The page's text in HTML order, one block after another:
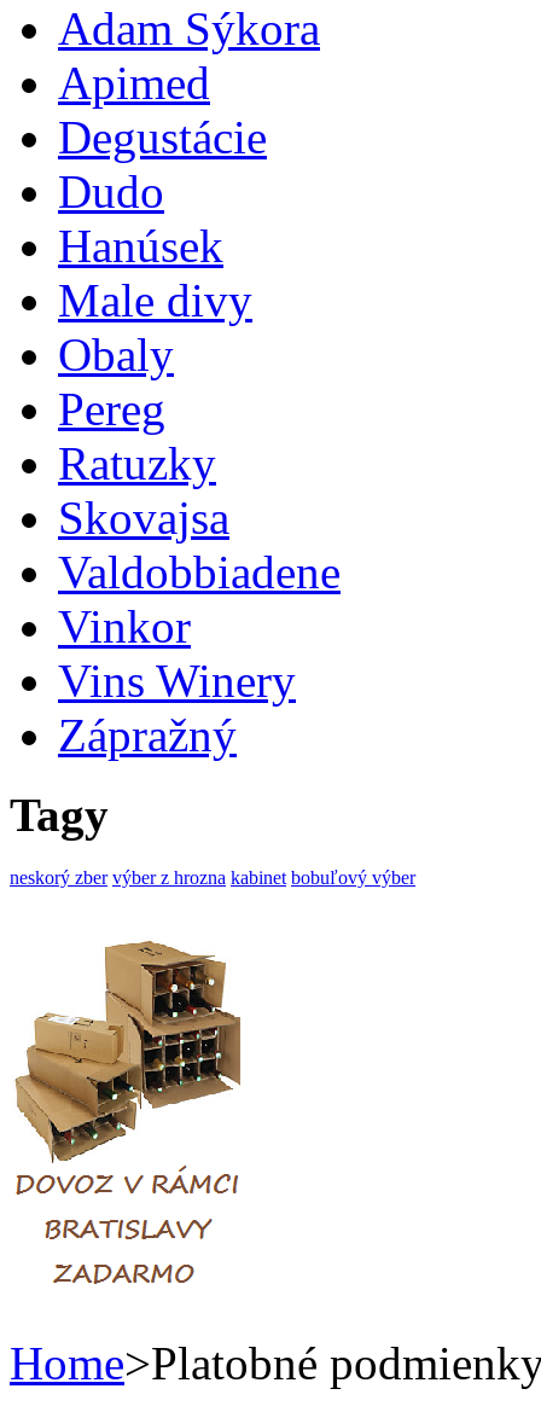
Adam Sýkora
Apimed
Degustácie
Dudo
Hanúsek
Male divy
Obaly
Pereg
Ratuzky
Skovajsa
Valdobbiadene
Vinkor
Vins Winery
Zápražný
Tagy
neskorý zber výber z hrozna kabinet bobuľový výber
Home>Platobné